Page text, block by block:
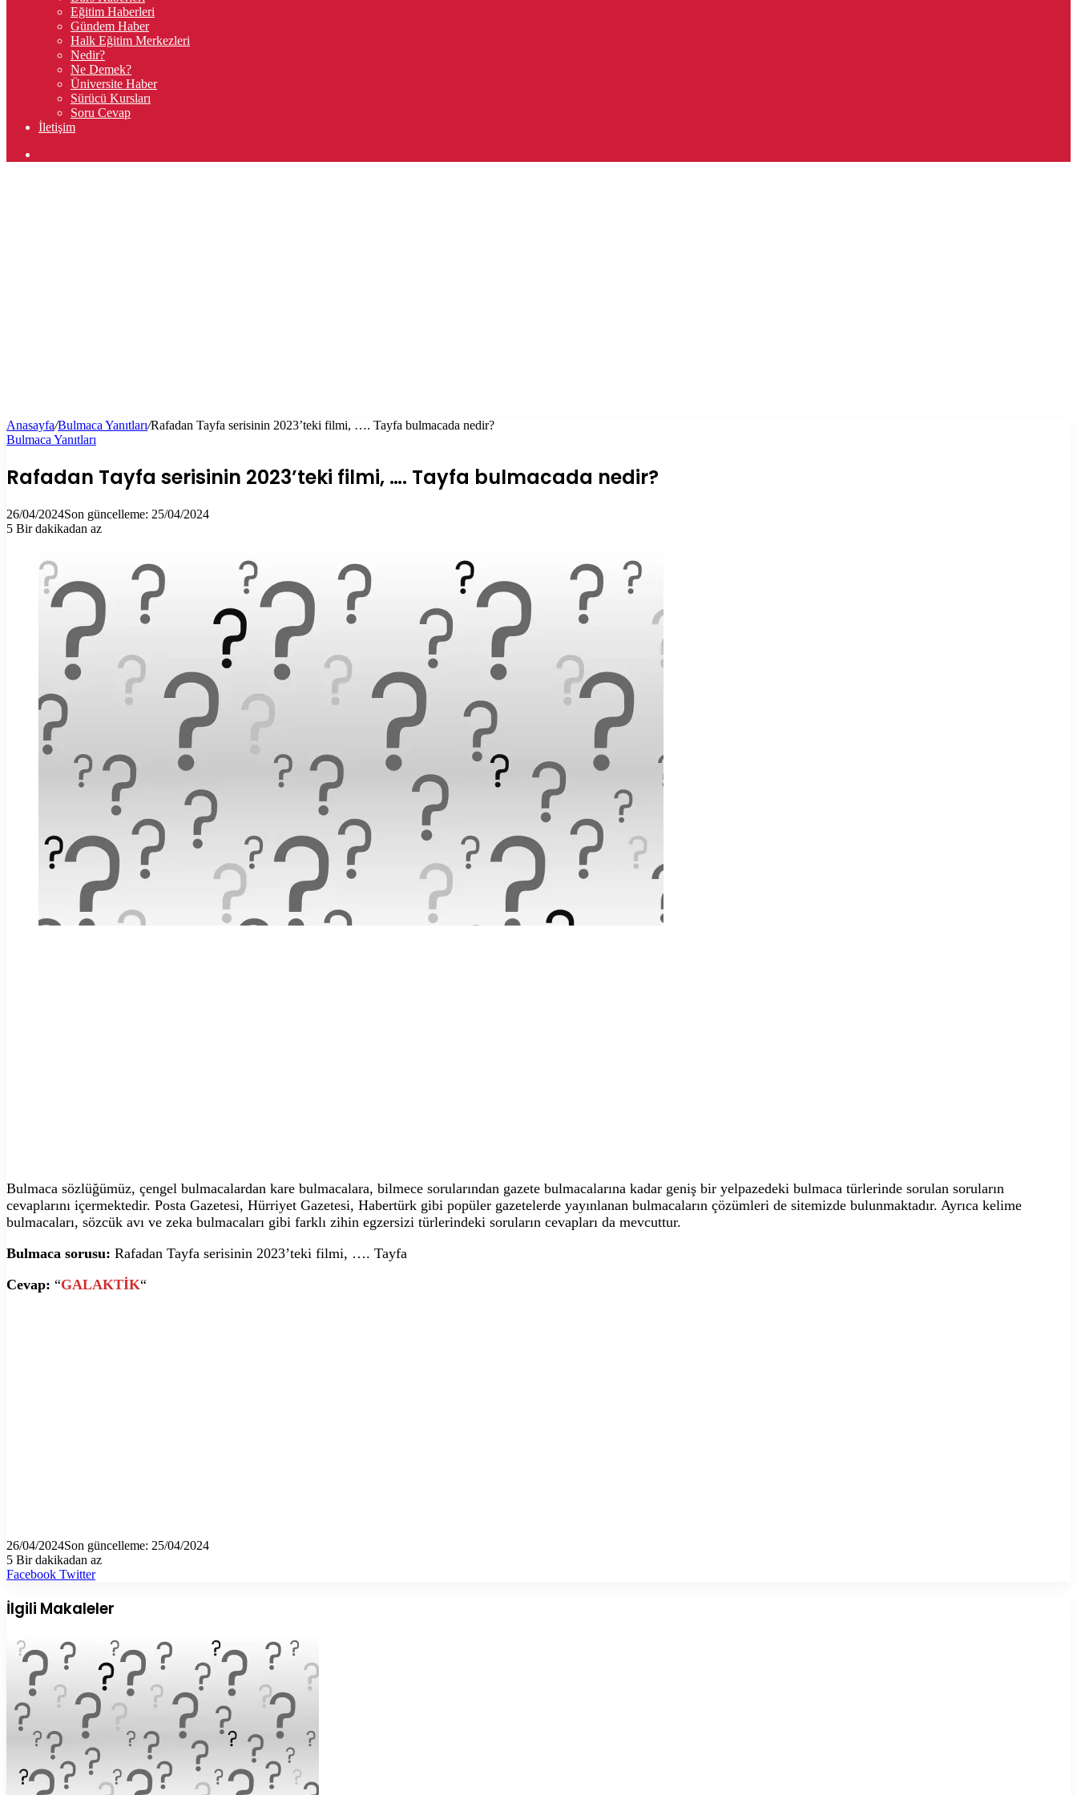
Eğitim Haberleri
Gündem Haber
Halk Eğitim Merkezleri
Nedir?
Ne Demek?
Üniversite Haber
Sürücü Kursları
Soru Cevap
İletişim
Anasayfa/Bulmaca Yanıtları/Rafadan Tayfa serisinin 2023’teki filmi, …. Tayfa bulmacada nedir?
Bulmaca Yanıtları
Rafadan Tayfa serisinin 2023’teki filmi, …. Tayfa bulmacada nedir?
26/04/2024Son güncelleme: 25/04/2024
5 Bir dakikadan az
Bulmaca sözlüğümüz, çengel bulmacalardan kare bulmacalara, bilmece sorularından gazete bulmacalarına kadar geniş bir yelpazedeki bulmaca türlerinde sorulan soruların
cevaplarını içermektedir. Posta Gazetesi, Hürriyet Gazetesi, Habertürk gibi popüler gazetelerde yayınlanan bulmacaların çözümleri de sitemizde bulunmaktadır. Ayrıca kelime
bulmacaları, sözcük avı ve zeka bulmacaları gibi farklı zihin egzersizi türlerindeki soruların cevapları da mevcuttur.
Bulmaca sorusu: Rafadan Tayfa serisinin 2023’teki filmi, …. Tayfa
Cevap: “GALAKTİK“
26/04/2024Son güncelleme: 25/04/2024
5 Bir dakikadan az
Facebook TwitterLinkedIn
Tumblr
Pinterest
Reddit
VKontakte
E-
ile
paylaş
Yazdır
İlgili Makaleler